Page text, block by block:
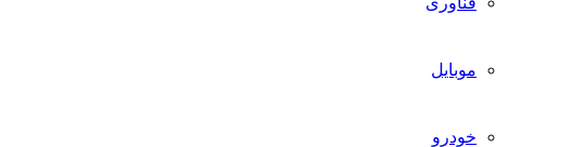
موبایل
خودرو